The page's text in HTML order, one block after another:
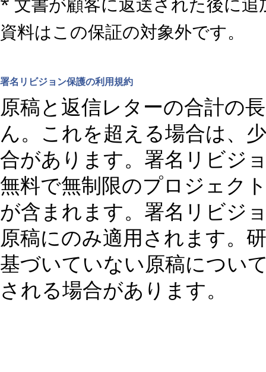
資料はこの保証の対象外です。
署名リビジョン保護の利用規約
原稿と返信レターの合計の
ん。これを超える場合は、
合があります。署名リビジ
無料で無制限のプロジェク
が含まれます。署名リビジ
原稿にのみ適用されます。
基づいていない原稿につい
される場合があります。